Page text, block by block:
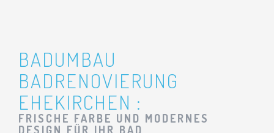
BADUMBAU
BADRENOVIERUNG
EHEKIRCHEN :
FRISCHE FARBE UND MODERNES
DESIGN FÜR IHR BAD